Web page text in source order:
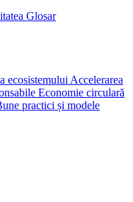
Glosar
ecosistemului Accelerarea
Economie circulară
practici și modele